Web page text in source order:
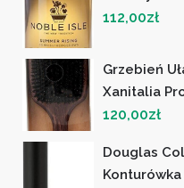
112,00zł
Grzebień
Xanitalia
120,00zł
Douglas
Konturówka